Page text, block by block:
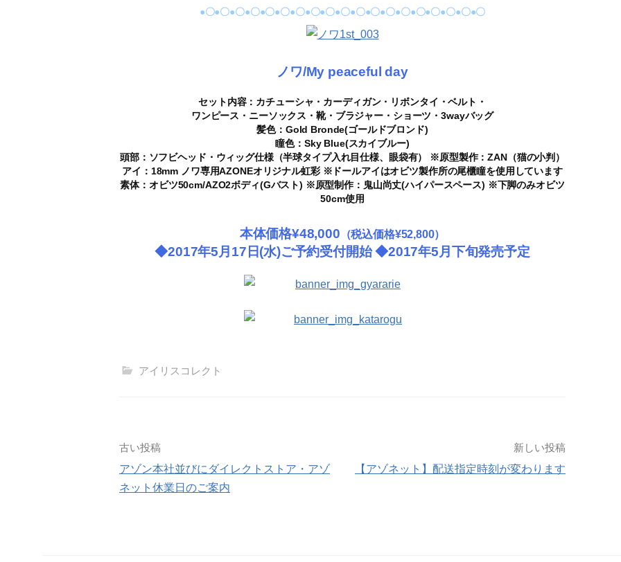
●〇●〇●〇●〇●〇●〇●〇●〇●〇●〇●〇●〇●〇●〇●〇●〇●〇●〇●〇
ノワ/My peaceful day
セット内容： カチューシャ・カーディガン・リボンタイ・ベルト・
ワンピース・ニーソックス・靴・ブラジャー・ショーツ・3wayバッグ
髪色： Gold Bronde(ゴールドブロンド)
瞳色： Sky Blue(スカイブルー)
頭部： ソフビヘッド・ウィッグ仕様（半球タイプ入れ目仕様、眼袋有） ※原型製作：ZAN（猫の小判）
アイ： 18mm ノワ専用AZONEオリジナル虹彩 ※ドールアイはオビツ製作所の尾櫃瞳を使用しています
素体： オビツ50cm/AZO2ボディ(Gバスト) ※原型制作：鬼山尚丈(ハイパースペース) ※下脚のみオビツ
50cm使用
本体価格¥48,000 （税込価格¥52,800）
◆2017年5月17日(水)ご予約受付開始 ◆2017年5月下旬発売予定
アイリスコレクト
投
稿
古い投稿
アゾン本社並びにダイレクトストア・アゾ
ネット休業日のご案内
新しい投稿
【アゾネット】配送指定時刻が変わります